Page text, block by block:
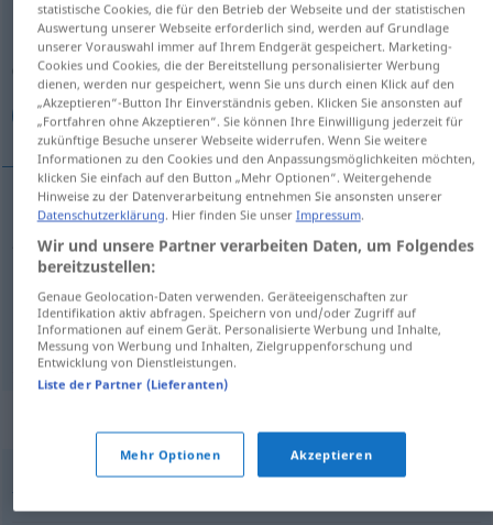
Übersicht aller Übersetzungen
(Für mehr Details die Übersetzung anklicken/antippen)
جناب آقای/سرکار خانم
Beispiele
Sehr geehrte(r)...
sarkār-e xānom-e]
teuer
statistische Cookies, die für den Betrieb der Webseite und der statistischen
Auswertung unserer Webseite erforderlich sind, werden auf Grundlage
unserer Vorauswahl immer auf Ihrem Endgerät gespeichert. Marketing-
Cookies und Cookies, die der Bereitstellung personalisierter Werbung
dienen, werden nur gespeichert, wenn Sie uns durch einen Klick auf den
„Akzeptieren“-Button Ihr Einverständnis geben. Klicken Sie ansonsten auf
„Fortfahren ohne Akzeptieren“. Sie können Ihre Einwilligung jederzeit für
zukünftige Besuche unserer Webseite widerrufen. Wenn Sie weitere
Informationen zu den Cookies und den Anpassungsmöglichkeiten möchten,
klicken Sie einfach auf den Button „Mehr Optionen“. Weitergehende
Hinweise zu der Datenverarbeitung entnehmen Sie ansonsten unserer
Datenschutzerklärung . Hier finden Sie unser Impressum.
Wir und unsere Partner verarbeiten Daten, um Folgendes
bereitzustellen:
Genaue Geolocation-Daten verwenden. Geräteeigenschaften zur
Identifikation aktiv abfragen. Speichern von und/oder Zugriff auf
Informationen auf einem Gerät. Personalisierte Werbung und Inhalte,
Messung von Werbung und Inhalten, Zielgruppenforschung und
Entwicklung von Dienstleistungen.
Liste der Partner (Lieferanten)
Mehr Optionen Akzeptieren